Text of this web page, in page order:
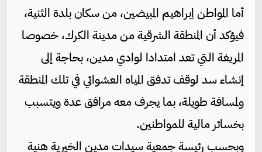
أما المواطن إبراهيم المبيضين، من سكان بلدة الثنية،
فيؤكد أن المنطقة الشرقية من مدينة الكرك، خصوصا
المريغة التي تعد امتدادا لوادي مدين، بحاجة إلى
إنشاء سد لوقف تدفق المياه العشوائي في تلك المنطقة
ولمسافة طويلة، بما يجرف معه مرافق عدة ويتسبب
بخسائر مالية للمواطنين.
وبحسب رئيسة جمعية سيدات مدين الخيرية هنية